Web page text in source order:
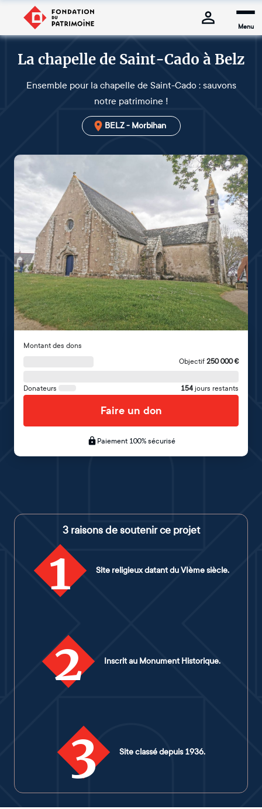
Menu
La chapelle de Saint-Cado à Belz
Ensemble pour la chapelle de Saint-Cado : sauvons
notre patrimoine !
BELZ - Morbihan
Montant des dons
Objectif 250 000€
Donateurs 154 jours restants
Faire un don
Paiement 100% sécurisé
3 raisons de soutenir ce projet
1 Site religieux datant du VIème siècle.
2 Inscrit au Monument Historique.
3 Site classé depuis 1936.